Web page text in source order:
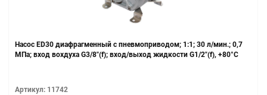
Насос ED30 диафрагменный с пневмоприводом; 1:1; 30 л/мин.; 0,7
МПа; вход вохдуха G3/8"(f); вход/выход жидкости G1/2"(f), +80°С
Артикул: 11742